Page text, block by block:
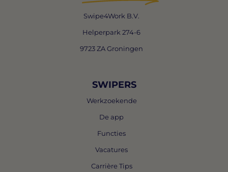
Swipe4Work B.V.
Helperpark 274-6
9723 ZA Groningen
SWIPERS
Werkzoekende
De app
Functies
Vacatures
Carrière Tips